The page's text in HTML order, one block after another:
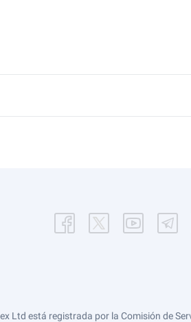
Ltd está registrada por la Comisión de